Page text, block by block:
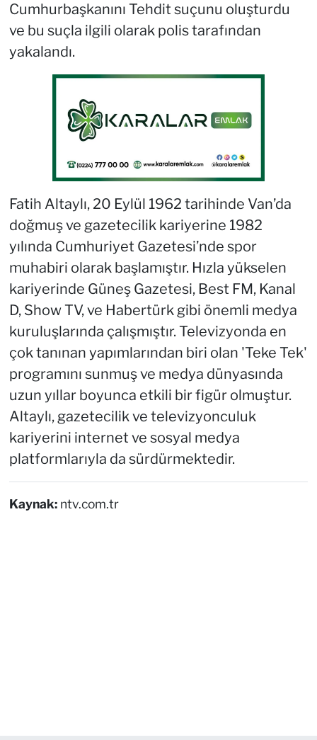
Cumhurbaşkanını Tehdit suçunu oluşturdu
ve bu suçla ilgili olarak polis tarafından
yakalandı.
Fatih Altaylı, 20 Eylül 1962 tarihinde Van’da
doğmuş ve gazetecilik kariyerine 1982
yılında Cumhuriyet Gazetesi’nde spor
muhabiri olarak başlamıştır. Hızla yükselen
kariyerinde Güneş Gazetesi, Best FM, Kanal
D, Show TV, ve Habertürk gibi önemli medya
kuruluşlarında çalışmıştır. Televizyonda en
çok tanınan yapımlarından biri olan 'Teke Tek'
programını sunmuş ve medya dünyasında
uzun yıllar boyunca etkili bir figür olmuştur.
Altaylı, gazetecilik ve televizyonculuk
kariyerini internet ve sosyal medya
platformlarıyla da sürdürmektedir.
Kaynak: ntv.com.tr